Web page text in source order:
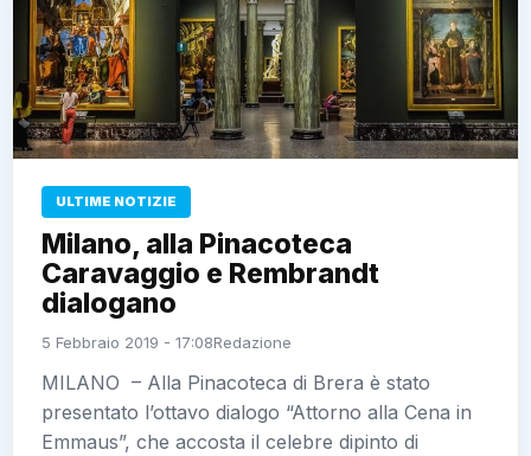
ULTIME NOTIZIE
Milano, alla Pinacoteca
Caravaggio e Rembrandt
dialogano
5 Febbraio 2019 - 17:08Redazione
MILANO – Alla Pinacoteca di Brera è stato
presentato l’ottavo dialogo “Attorno alla Cena in
Emmaus”, che accosta il celebre dipinto di